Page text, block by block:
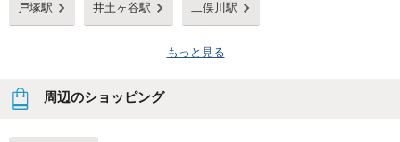
戸塚駅 井土ヶ谷駅 二俣川駅
もっと見る
周辺のショッピング